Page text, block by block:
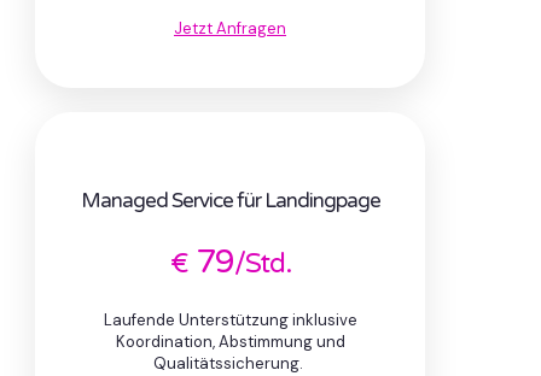
Jetzt Anfragen
Managed Service für Landingpage
€79/Std.
Laufende Unterstützung inklusive
Koordination, Abstimmung und
Qualitätssicherung.